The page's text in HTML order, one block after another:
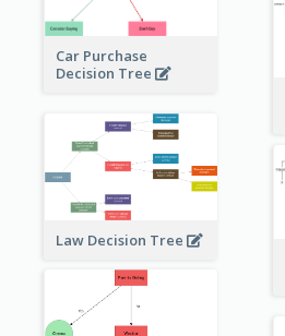
Car Purchase
Decision Tree
Law Decision Tree